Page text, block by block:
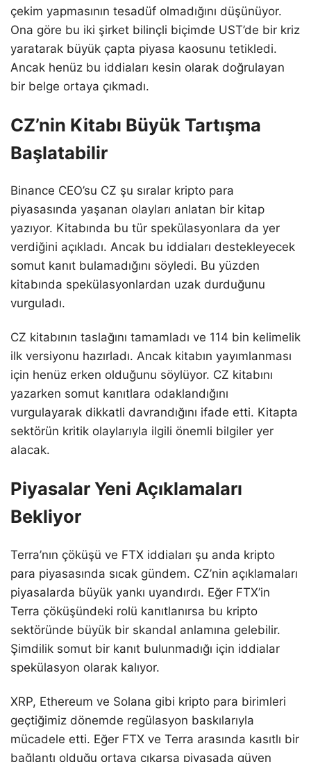
çekim yapmasının tesadüf olmadığını düşünüyor.
Ona göre bu iki şirket bilinçli biçimde UST’de bir kriz
yaratarak büyük çapta piyasa kaosunu tetikledi.
Ancak henüz bu iddiaları kesin olarak doğrulayan
bir belge ortaya çıkmadı.
CZ’nin Kitabı Büyük Tartışma
Başlatabilir
Binance CEO’su CZ şu sıralar kripto para
piyasasında yaşanan olayları anlatan bir kitap
yazıyor. Kitabında bu tür spekülasyonlara da yer
verdiğini açıkladı. Ancak bu iddiaları destekleyecek
somut kanıt bulamadığını söyledi. Bu yüzden
kitabında spekülasyonlardan uzak durduğunu
vurguladı.
CZ kitabının taslağını tamamladı ve 114 bin kelimelik
ilk versiyonu hazırladı. Ancak kitabın yayımlanması
için henüz erken olduğunu söylüyor. CZ kitabını
yazarken somut kanıtlara odaklandığını
vurgulayarak dikkatli davrandığını ifade etti. Kitapta
sektörün kritik olaylarıyla ilgili önemli bilgiler yer
alacak.
Piyasalar Yeni Açıklamaları
Bekliyor
Terra’nın çöküşü ve FTX iddiaları şu anda kripto
para piyasasında sıcak gündem. CZ’nin açıklamaları
piyasalarda büyük yankı uyandırdı. Eğer FTX’in
Terra çöküşündeki rolü kanıtlanırsa bu kripto
sektöründe büyük bir skandal anlamına gelebilir.
Şimdilik somut bir kanıt bulunmadığı için iddialar
spekülasyon olarak kalıyor.
XRP, Ethereum ve Solana gibi kripto para birimleri
geçtiğimiz dönemde regülasyon baskılarıyla
mücadele etti. Eğer FTX ve Terra arasında kasıtlı bir
bağlantı olduğu ortaya çıkarsa piyasada güven